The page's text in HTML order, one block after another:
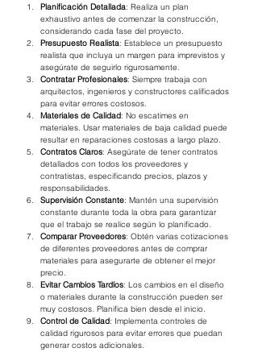
Planificación Detallada: Realiza un plan
exhaustivo antes de comenzar la construcción,
considerando cada fase del proyecto.
Presupuesto Realista: Establece un presupuesto
realista que incluya un margen para imprevistos y
asegúrate de seguirlo rigurosamente.
Contratar Profesionales: Siempre trabaja con
arquitectos, ingenieros y constructores calificados
para evitar errores costosos.
Materiales de Calidad: No escatimes en
materiales. Usar materiales de baja calidad puede
resultar en reparaciones costosas a largo plazo.
Contratos Claros: Asegúrate de tener contratos
detallados con todos los proveedores y
contratistas, especificando precios, plazos y
responsabilidades.
Supervisión Constante: Mantén una supervisión
constante durante toda la obra para garantizar
que el trabajo se realice según lo planificado.
Comparar Proveedores: Obtén varias cotizaciones
de diferentes proveedores antes de comprar
materiales para asegurarte de obtener el mejor
precio.
Evitar Cambios Tardíos: Los cambios en el diseño
o materiales durante la construcción pueden ser
muy costosos. Planifica bien desde el inicio.
Control de Calidad: Implementa controles de
calidad rigurosos para evitar errores que puedan
generar costos adicionales.